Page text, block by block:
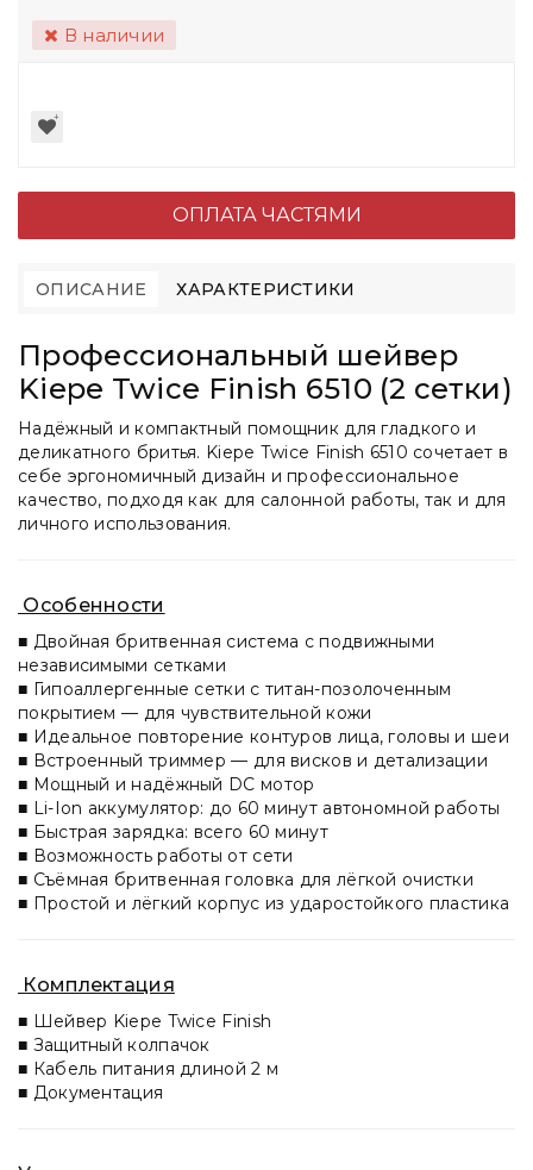
В наличии
ОПЛАТА ЧАСТЯМИ
ОПИСАНИЕ ХАРАКТЕРИСТИКИ
Профессиональный шейвер
Kiepe Twice Finish 6510 (2 сетки)
Надёжный и компактный помощник для гладкого и
деликатного бритья. Kiepe Twice Finish 6510 сочетает в
себе эргономичный дизайн и профессиональное
качество, подходя как для салонной работы, так и для
личного использования.
Особенности
■ Двойная бритвенная система с подвижными
независимыми сетками
■ Гипоаллергенные сетки с титан-позолоченным
покрытием — для чувствительной кожи
■ Идеальное повторение контуров лица, головы и шеи
■ Встроенный триммер — для висков и детализации
■ Мощный и надёжный DC мотор
■ Li-Ion аккумулятор: до 60 минут автономной работы
■ Быстрая зарядка: всего 60 минут
■ Возможность работы от сети
■ Съёмная бритвенная головка для лёгкой очистки
■ Простой и лёгкий корпус из ударостойкого пластика
Комплектация
■ Шейвер Kiepe Twice Finish
■ Защитный колпачок
■ Кабель питания длиной 2 м
■ Документация